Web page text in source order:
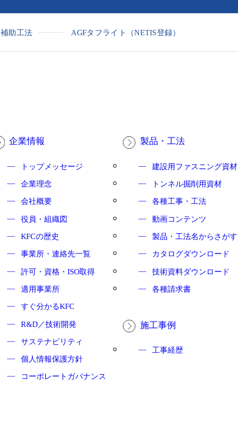
補助工法 AGFタフライト（NETIS登録）
企業情報
トップメッセージ
企業理念
会社概要
役員・組織図
KFCの歴史
事業所・連絡先一覧
許可・資格・ISO取得
適用事業所
すぐ分かるKFC
R&D／技術開発
サステナビリティ
個人情報保護方針
コーポレートガバナンス
製品・工法
建設用ファスニング資材
トンネル掘削用資材
各種工事・工法
動画コンテンツ
製品・工法名からさがす
カタログダウンロード
技術資料ダウンロード
各種請求書
施工事例
工事経歴